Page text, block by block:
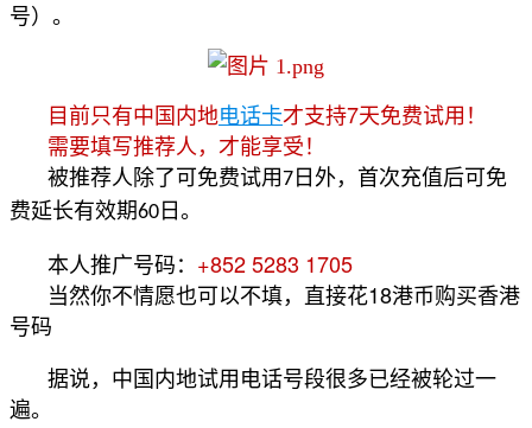
号）。
目前只有中国内地电话卡才支持7天免费试用！
需要填写推荐人，才能享受！
被推荐人除了可免费试用7 日外，首次充值后可免
费延长有效期60 日。
本人推广号码： +852 5283 1705
当然你不情愿也可以不填，直接花18港币购买香港
号码
据说，中国内地试用电话号段很多已经被轮过一
遍。